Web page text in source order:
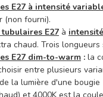
E27 à intensité
(non fourni).
tubulaires E27 à
chaud. Trois
E27 dim-to-warm : la
entre plusieurs
la lumière d'une